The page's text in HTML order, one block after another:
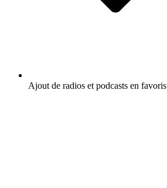
Ajout de radios et podcasts en favoris